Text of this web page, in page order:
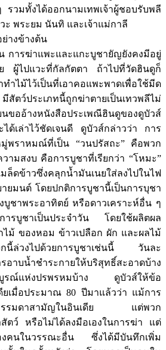
วมทั้งได้ออกนามเทพเจ้าผู้ชอบรับพลี
ะ พระยม นันทิ และเจ้าแม่กาลี
างข้างต้น
าแพะและแกะบูชายัญยังคงมีอยู่
ย ผู้ไปแวะที่กัลกัตตา ถ้าไปที่วัดฮินดูก็
ำไม้ไว้เป็นที่เอาคอแพะพาดเพื่อใช้มีด
สัตว์ประเภทนี้ถูกฆ่าตายเป็นเทวพลีไม่
อ้างหนังสือประเพณีฮินดูของดูบัวส์
ได้เล่าไว้ชัดเจนดี ดูบัวส์กล่าวว่า การ
พราหมณ์ที่เป็น “วนปรัสถะ” คือพวก
ามสงบ คือการบูชาที่เรียกว่า “โหมะ”
ล็ดข้าวซึ่งคลุกน้ำมันเนยใส่ลงไปในไฟ
ยมนต์ โดยปกติการบูชานี้เป็นการบุชา
บูชาพระอาทิตย์ หรือดาวเคราะห์อื่น ๆ
ารบูชาเป็นประจำวัน โดยใช้ผลิตผล
ม้ ของหอม ข้าวเปลือก ผัก และผลไม้
กนี้ล่วงไปด้วยการบูชาเช่นนี้ วันละ
บน้ำชำระกายให้บริสุทธิ์สะอาดบ้าง
มบูรณ์แห่งปรพรหมบ้าง ดูบัวส์ให้ข้อ
ยเมื่อประมาณ 80 ปีมาแล้วว่า แม้การ
ธรรมดาสามัญในอินเดีย แต่พวก
ตว์ หรือไม่ได้ลงมือเองในการฆ่า แต่
งคนในวรรณะอื่น ซึ่งได้มีบันทึกเพิ่ม